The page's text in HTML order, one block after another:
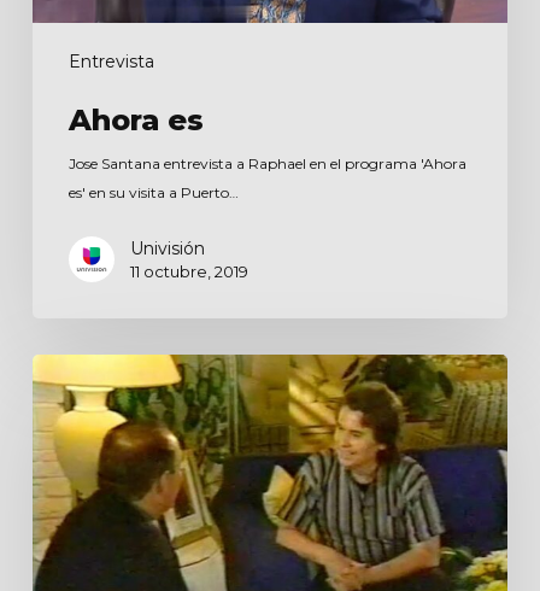
Entrevista
Ahora es
Jose Santana entrevista a Raphael en el programa 'Ahora
es' en su visita a Puerto…
Univisión
11 octubre, 2019
Telenoticias